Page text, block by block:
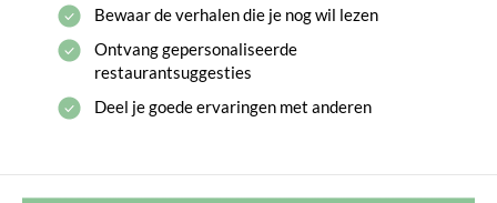
Bewaar de verhalen die je nog wil lezen
Ontvang gepersonaliseerde
restaurantsuggesties
Deel je goede ervaringen met anderen